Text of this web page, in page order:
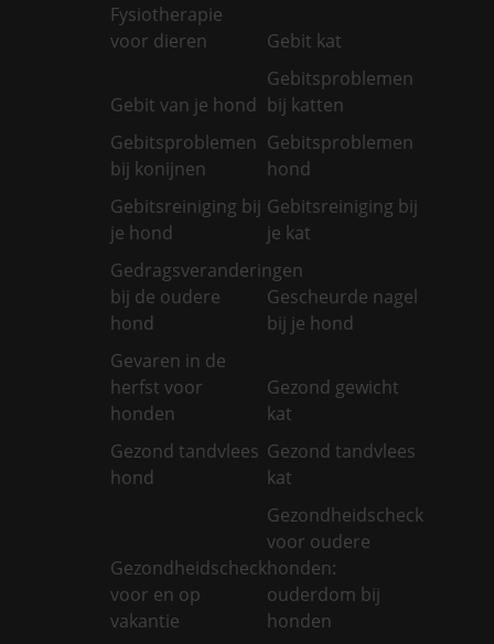
Fysiotherapie
voor dieren
Gebit kat
Gebit van je hond
Gebitsproblemen
bij katten
Gebitsproblemen
bij konijnen
Gebitsproblemen
hond
Gebitsreiniging bij
je hond
Gebitsreiniging bij
je kat
Gedragsveranderingen
bij de oudere
hond
Gescheurde nagel
bij je hond
Gevaren in de
herfst voor
honden
Gezond gewicht
kat
Gezond tandvlees
hond
Gezond tandvlees
kat
Gezondheidscheck
voor en op
vakantie
Gezondheidscheck
voor oudere
honden:
ouderdom bij
honden